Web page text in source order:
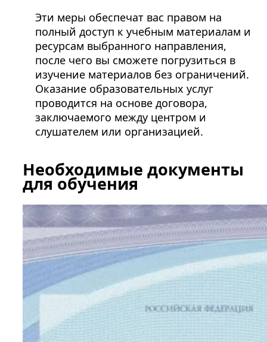
Эти меры обеспечат вас правом на
полный доступ к учебным материалам и
ресурсам выбранного направления,
после чего вы сможете погрузиться в
изучение материалов без ограничений.
Оказание образовательных услуг
проводится на основе договора,
заключаемого между центром и
слушателем или организацией.
Необходимые документы
для обучения